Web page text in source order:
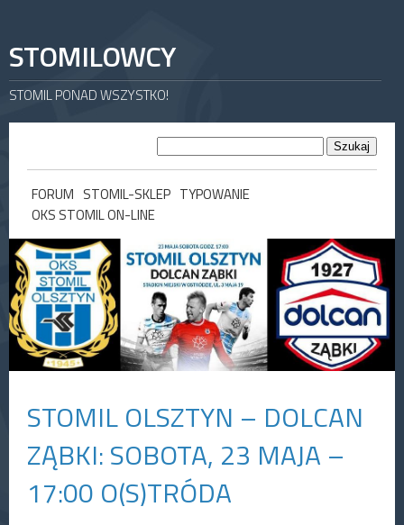
STOMILOWCY
STOMIL PONAD WSZYSTKO!
FORUM STOMIL-SKLEP TYPOWANIE
OKS STOMIL ON-LINE
STOMIL OLSZTYN – DOLCAN
ZĄBKI: SOBOTA, 23 MAJA –
17:00 O(S)TRÓDA